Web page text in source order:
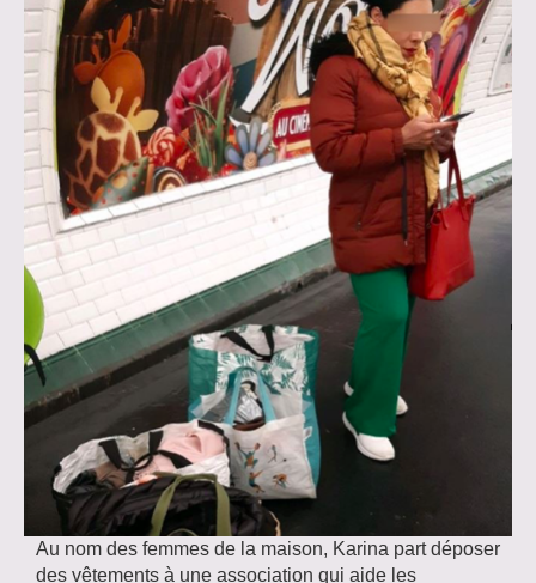
Au nom des femmes de la maison, Karina part déposer
des vêtements à une association qui aide les